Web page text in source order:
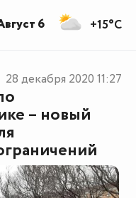
– новый
28 декабря 2020 11:27
+15°C
6